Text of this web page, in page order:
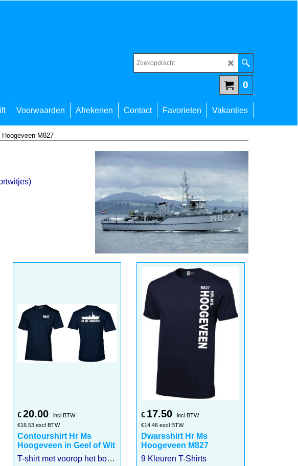
0
Voorwaarden Afrekenen Contact Favorieten Vakanties
Hoogeveen M827
€20.00
incl BTW
€16.53 excl BTW
Contourshirt Hr Ms
Hoogeveen in Geel of Wit
T-shirt met voorop het boegnummer van het schip en achterop groot de naam en contour van het schip
€ 17.50
incl BTW
€14.46 excl BTW
Dwarsshirt Hr Ms
Hoogeveen M827
9 Kleuren T-Shirts